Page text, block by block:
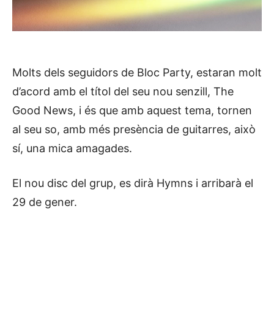
Molts dels seguidors de Bloc Party, estaran molt
d’acord amb el títol del seu nou senzill, The
Good News, i és que amb aquest tema, tornen
al seu so, amb més presència de guitarres, això
sí, una mica amagades.
El nou disc del grup, es dirà Hymns i arribarà el
29 de gener.